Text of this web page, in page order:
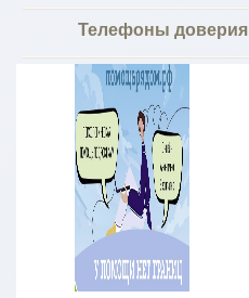
Телефоны доверия